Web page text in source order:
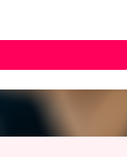
募集・案内メール配